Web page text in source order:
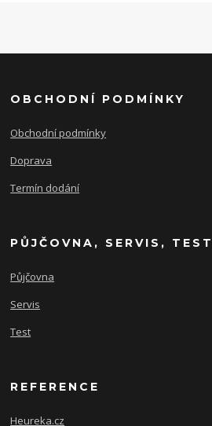
OBCHODNÍ PODMÍNKY
Obchodní podmínky
Doprava
Termín dodání
PŮJČOVNA, SERVIS, TEST
Půjčovna
Servis
Test
REFERENCE
Heureka.cz